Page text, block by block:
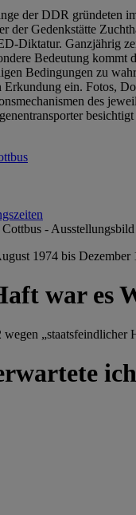
der DDR gründeten
der Gedenkstätte
Diktatur. Ganzjährig
Bedeutung
Bedingungen zu
Erkundung ein. Fotos,
des
1974 bis
war es
„staatsfeindlicher